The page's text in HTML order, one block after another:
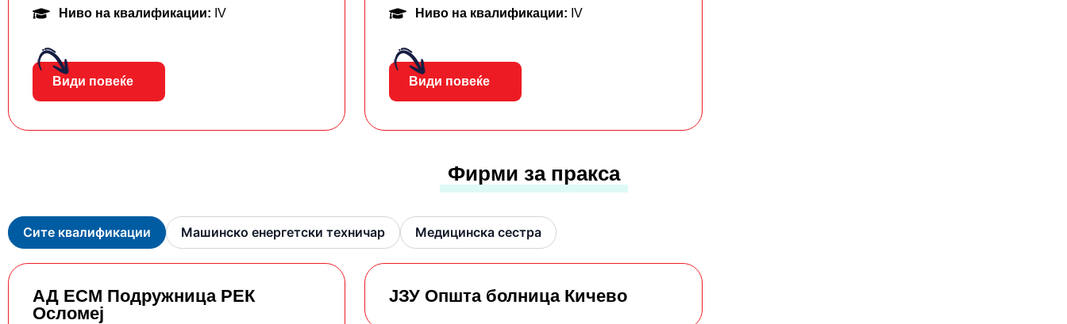
Ниво на квалификации: IV
Види повеќе
Ниво на квалификации: IV
Види повеќе
Фирми за пракса
Сите квалификации Машинско енергетски техничар Медицинска сестра
АД ЕСМ Подружница РЕК
Осломеј
ЈЗУ Општа болница Кичево